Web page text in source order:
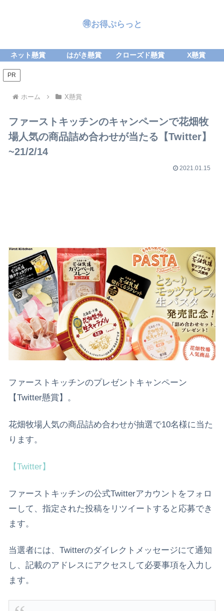
🉐お得ぷらっと
ネット懸賞 はがき懸賞 クローズド懸賞 X懸賞
PR
ホーム X懸賞
ファーストキッチンのキャンペーンで花畑牧
場人気の商品詰め合わせが当たる【Twitter】
~21/2/14
2021.01.15
ファーストキッチンのプレゼントキャンペーン
【Twitter懸賞】。
花畑牧場人気の商品詰め合わせが抽選で10名様に当た
ります。
【Twitter】
ファーストキッチンの公式Twitterアカウントをフォロ
ーして、指定された投稿をリツイートすると応募でき
ます。
当選者には、Twitterのダイレクトメッセージにて通知
し、記載のアドレスにアクセスして必要事項を入力し
ます。